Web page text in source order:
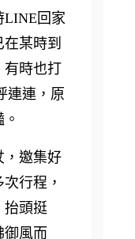
LINE回家
某時到
有時也打
連連，原
邀集好
行程，
抬頭挺
御風而